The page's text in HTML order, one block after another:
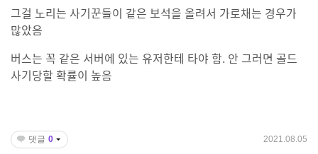
그걸 노리는 사기꾼들이 같은 보석을 올려서 가로채는 경우가
많았음
버스는 꼭 같은 서버에 있는 유저한테 타야 함. 안 그러면 골드
사기당할 확률이 높음
2021.08.05
댓글 0